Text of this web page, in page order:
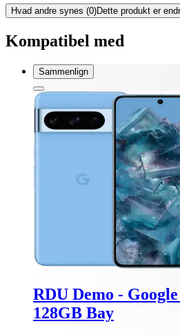
Hvad andre synes (0)Dette produkt er
Kompatibel med
Sammenlign
RDU Demo -
128GB Bay